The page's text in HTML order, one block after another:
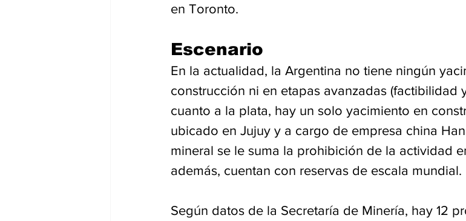
en Toronto.
Escenario
En la actualidad, la Argentina no tiene ningún
construcción ni en etapas avanzadas (factibilidad
cuanto a la plata, hay un solo yacimiento en
ubicado en Jujuy y a cargo de empresa china
mineral se le suma la prohibición de la actividad
además, cuentan con reservas de escala mundial.
Según datos de la Secretaría de Minería, hay 12